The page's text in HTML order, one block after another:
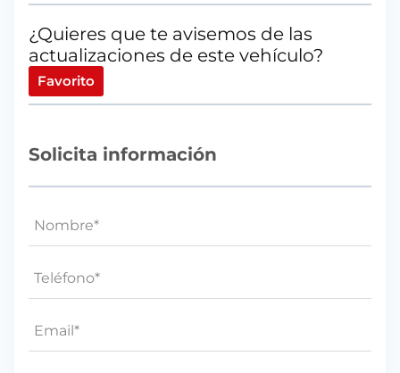
¿Quieres que te avisemos de las
actualizaciones de este vehículo?
Favorito
Solicita información